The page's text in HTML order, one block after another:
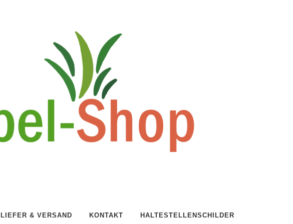
LIEFER & VERSAND KONTAKT HALTESTELLENSCHILDER